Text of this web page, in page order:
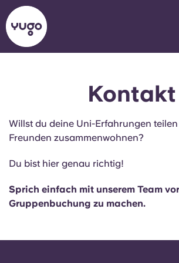
Standorte
Mehr
Konto
English (GB)
English (US)
Català
Kontakt
Willst du deine Uni-Erfahrungen
Freunden zusammenwohnen?
Du bist hier genau richtig!
Sprich einfach mit unserem Team
Gruppenbuchung zu machen.